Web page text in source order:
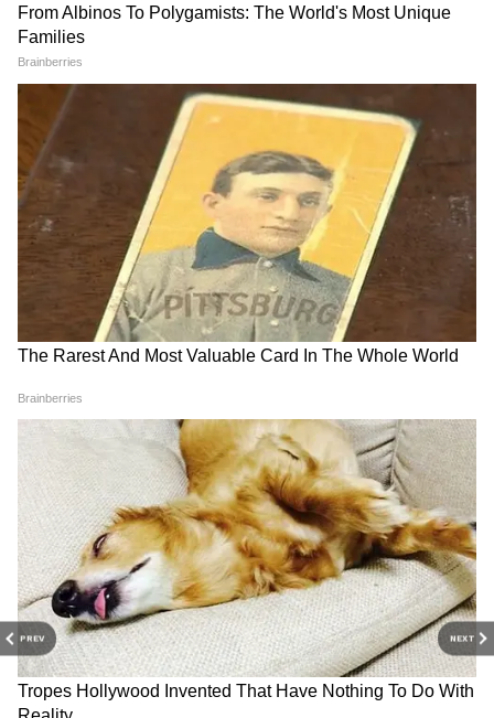
PREV NEXT
পায়। এটি একটি কমেডি ছবি, যা ইন্দ্র কুমার
পরিচালনা করেন এবং অশোক ঠাকেরিয়া প্রযোজনা
করেন। ছবিটি ১৯৬৩ সালের স্ট্যানলি ক্রেমারের
'ইটস এ ম্যাড, ম্যাড, ম্যাড, ম্যাড ওয়ার্ল্ড' থেকে
অনুপ্রাণিত ছিল।
3
6